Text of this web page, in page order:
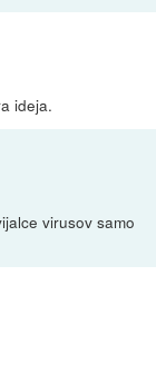
ideja.
virusov samo